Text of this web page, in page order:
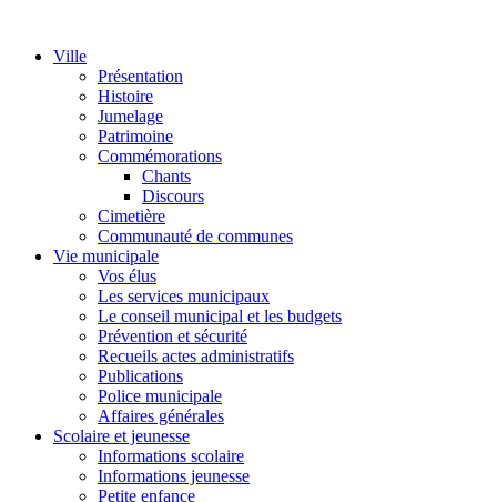
Ville
Présentation
Histoire
Jumelage
Patrimoine
Commémorations
Chants
Discours
Cimetière
Communauté de communes
Vie municipale
Vos élus
Les services municipaux
Le conseil municipal et les budgets
Prévention et sécurité
Recueils actes administratifs
Publications
Police municipale
Affaires générales
Scolaire et jeunesse
Informations scolaire
Informations jeunesse
Petite enfance